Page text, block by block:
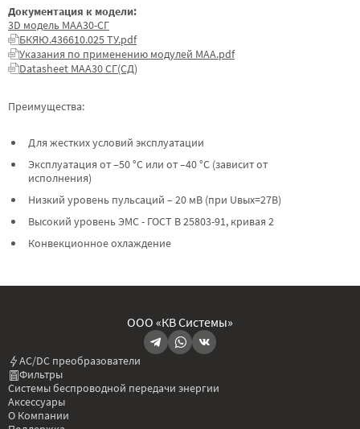
Преимущества:
Для жестких условий эксплуатации
Эксплуатация от –50 °C или от –40 °C (зависит от
исполнения)
Низкий уровень пульсаций – 20 мВ (при Uвых=27В)
Высокий уровень ЭМС - ГОСТ В 25803-91, кривая 2
Конвекционное охлаждение
Документация к модели:
3D модель МАА30-СГ
БКЯЮ.436610.025 ТУ.pdf
Указания по применению модулей МАА.pdf
Datasheet МАА30 СГ(СД)
ООО «КВ Системы»
AC/DC преобразователи
Фильтры
Системы беспроводной передачи энергии
Аксессуары
О Компании